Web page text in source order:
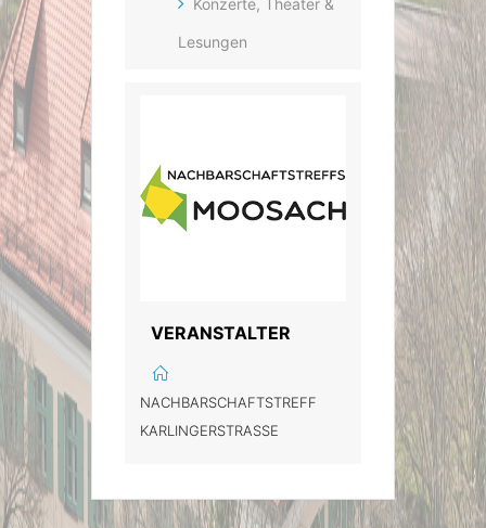
Konzerte, Theater &
Lesungen
VERANSTALTER
NACHBARSCHAFTSTREFF
KARLINGERSTRASSE